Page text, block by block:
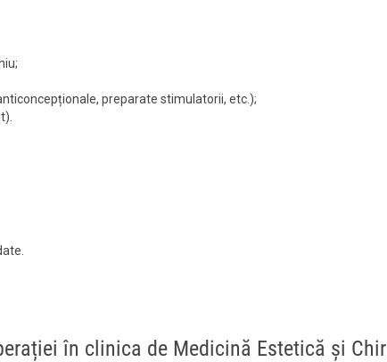
preparate stimulatorii, etc.);
în clinica de Medicină Estetică și